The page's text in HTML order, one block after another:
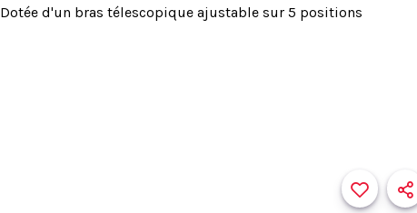
Dotée d'un bras télescopique ajustable sur 5 positions